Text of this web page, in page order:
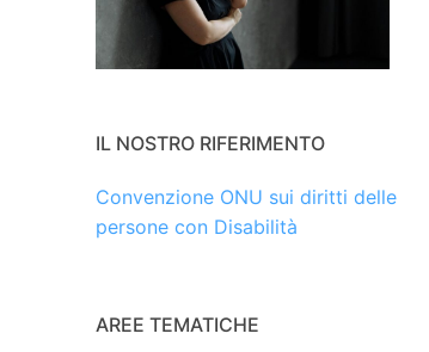
IL NOSTRO RIFERIMENTO
Convenzione ONU sui diritti delle
persone con Disabilità
AREE TEMATICHE